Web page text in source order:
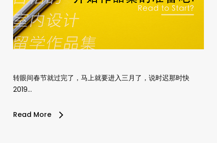
转眼间春节就过完了，马上就要进入三月了，说时迟那时快
2019…
Read More